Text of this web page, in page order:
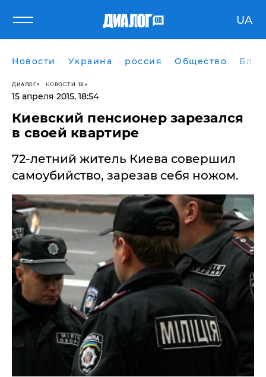
UA
Новости Украина россия Общество
ДИАЛОГ НОВОСТИ 18+
15 апреля 2015, 18:54
Киевский пенсионер зарезался
в своей квартире
72-летний житель Киева совершил
самоубийство, зарезав себя ножом.